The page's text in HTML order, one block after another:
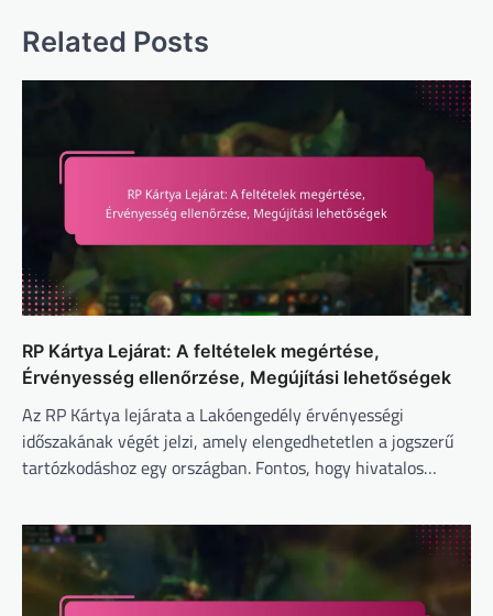
Related Posts
RP Kártya Lejárat: A feltételek megértése,
Érvényesség ellenőrzése, Megújítási lehetőségek
Az RP Kártya lejárata a Lakóengedély érvényességi
időszakának végét jelzi, amely elengedhetetlen a jogszerű
tartózkodáshoz egy országban. Fontos, hogy hivatalos…